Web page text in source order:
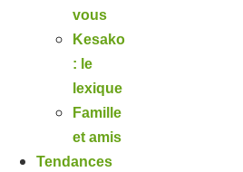
vous
Kesako
: le
lexique
Famille
et amis
Tendances